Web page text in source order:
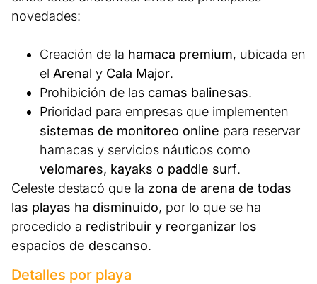
novedades:
Creación de la hamaca premium, ubicada en
el Arenal y Cala Major.
Prohibición de las camas balinesas.
Prioridad para empresas que implementen
sistemas de monitoreo online para reservar
hamacas y servicios náuticos como
velomares, kayaks o paddle surf.
Celeste destacó que la zona de arena de todas
las playas ha disminuido, por lo que se ha
procedido a redistribuir y reorganizar los
espacios de descanso.
Detalles por playa